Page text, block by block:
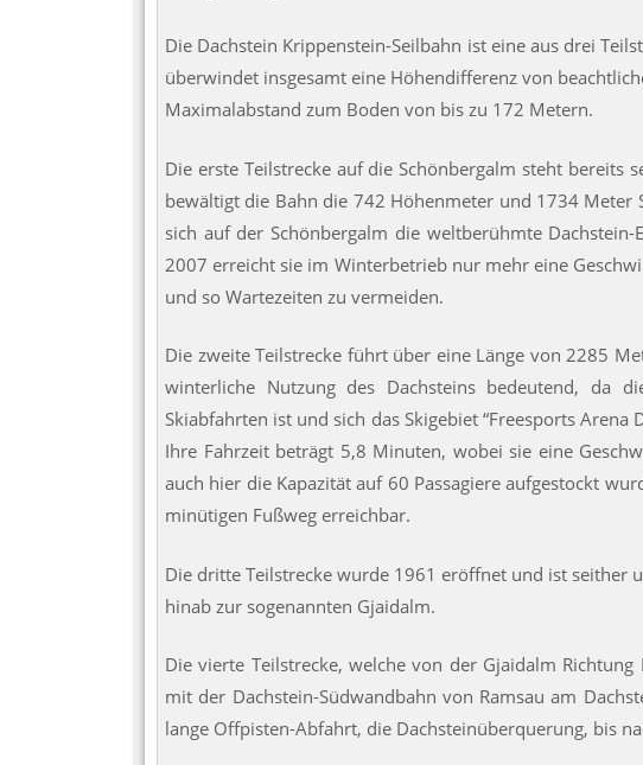
Die Dachstein Krippenstein-Seilbahn ist eine aus drei
überwindet insgesamt eine Höhendifferenz von
Maximalabstand zum Boden von bis zu 172 Metern.
Die erste Teilstrecke auf die Schönbergalm steht
bewältigt die Bahn die 742 Höhenmeter und 1734
sich auf der Schönbergalm die weltberühmte
2007 erreicht sie im Winterbetrieb nur mehr eine
und so Wartezeiten zu vermeiden.
Die zweite Teilstrecke führt über eine Länge von 2285
winterliche Nutzung des Dachsteins bedeutend, da
Skiabfahrten ist und sich das Skigebiet “Freesports
Ihre Fahrzeit beträgt 5,8 Minuten, wobei sie eine
auch hier die Kapazität auf 60 Passagiere aufgestockt
minütigen Fußweg erreichbar.
Die dritte Teilstrecke wurde 1961 eröffnet und ist
hinab zur sogenannten Gjaidalm.
Die vierte Teilstrecke, welche von der Gjaidalm
mit der Dachstein-Südwandbahn von Ramsau am
lange Offpisten-Abfahrt, die Dachsteinüberquerung, bis